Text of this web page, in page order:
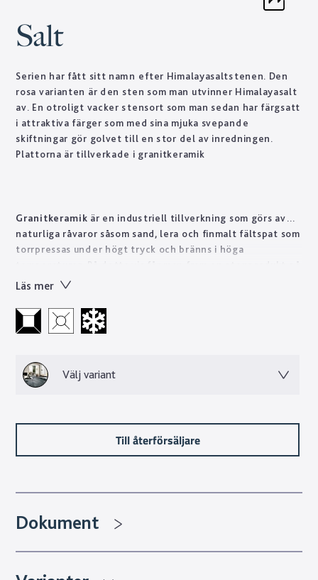
Salt
Serien har fått sitt namn efter Himalayasaltstenen. Den
rosa varianten är den sten som man utvinner Himalayasalt
av. En otroligt vacker stensort som man sedan har färgsatt
i attraktiva färger som med sina mjuka svepande
skiftningar gör golvet till en stor del av inredningen.
Plattorna är tillverkade i granitkeramik
Granitkeramik är en industriell tillverkning som görs av
naturliga råvaror såsom sand, lera och finmalt fältspat som
torrpressas under högt tryck och bränns i höga
kort tid som skulle ta naturen tusentals år att forma.
lätt att sköta till skillnad från natursten som ofta kräver
regelbundet underhåll. Designen skapas genom en otrolig
mönsterbilder än vad riktig sten kan erbjuda.
Granitkeramikens många fina egenskaper gör valet lätt för
flera generationer.
Läs mer
Välj variant
Till återförsäljare
Dokument